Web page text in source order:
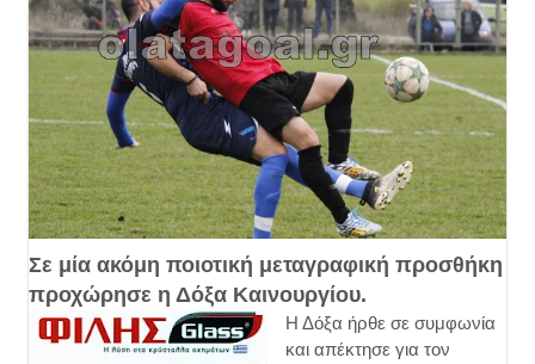
Σε μία ακόμη ποιοτική μεταγραφική προσθήκη
προχώρησε η Δόξα Καινουργίου.
Η Δόξα ήρθε σε συμφωνία
και απέκτησε για τον